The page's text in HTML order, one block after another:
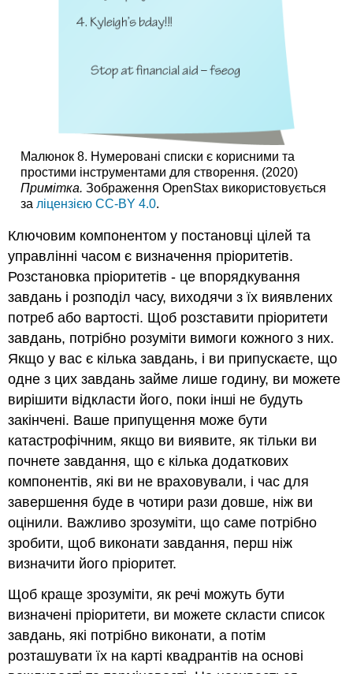
Малюнок 8. Нумеровані списки є корисними та
простими інструментами для створення. (2020)
Примітка. Зображення OpenStax використовується
за ліцензією CC-BY 4.0.
Ключовим компонентом у постановці цілей та
управлінні часом є визначення пріоритетів.
Розстановка пріоритетів - це впорядкування
завдань і розподіл часу, виходячи з їх виявлених
потреб або вартості. Щоб розставити пріоритети
завдань, потрібно розуміти вимоги кожного з них.
Якщо у вас є кілька завдань, і ви припускаєте, що
одне з цих завдань займе лише годину, ви можете
вирішити відкласти його, поки інші не будуть
закінчені. Ваше припущення може бути
катастрофічним, якщо ви виявите, як тільки ви
почнете завдання, що є кілька додаткових
компонентів, які ви не враховували, і час для
завершення буде в чотири рази довше, ніж ви
оцінили. Важливо зрозуміти, що саме потрібно
зробити, щоб виконати завдання, перш ніж
визначити його пріоритет.
Щоб краще зрозуміти, як речі можуть бути
визначені пріоритети, ви можете скласти список
завдань, які потрібно виконати, а потім
розташувати їх на карті квадрантів на основі